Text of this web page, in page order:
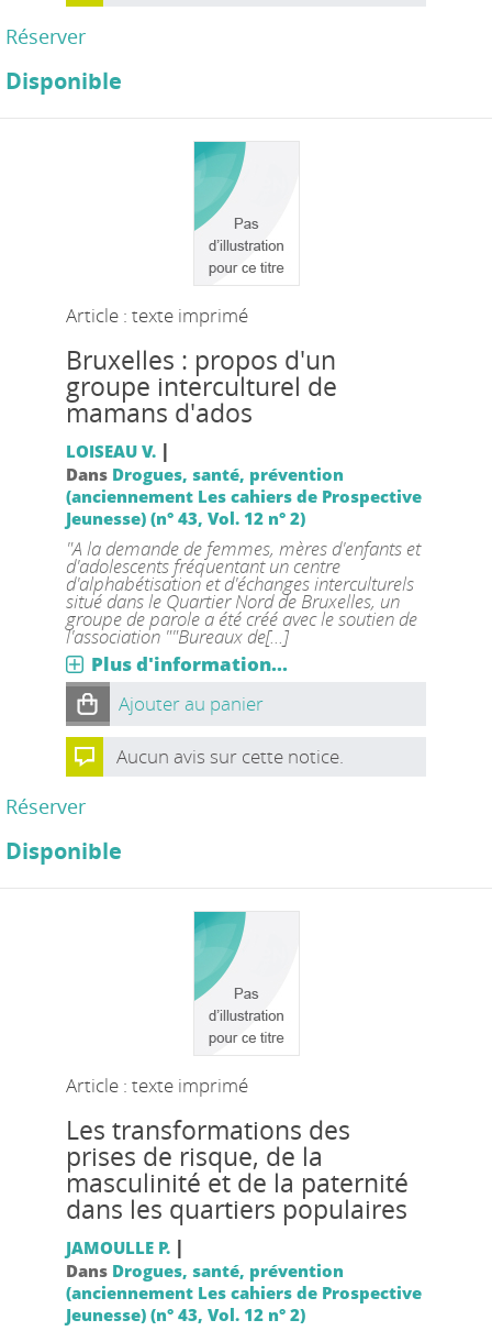
Réserver
Disponible
Article : texte imprimé
Bruxelles : propos d'un
groupe interculturel de
mamans d'ados
LOISEAU V. |
Dans Drogues, santé, prévention
(anciennement Les cahiers de Prospective
Jeunesse) (n° 43, Vol. 12 n° 2)
"A la demande de femmes, mères d'enfants et
d'adolescents fréquentant un centre
d'alphabétisation et d'échanges interculturels
situé dans le Quartier Nord de Bruxelles, un
groupe de parole a été créé avec le soutien de
l'association ""Bureaux de[...]
Plus d'information...
Ajouter au panier
Aucun avis sur cette notice.
Réserver
Disponible
Article : texte imprimé
Les transformations des
prises de risque, de la
masculinité et de la paternité
dans les quartiers populaires
JAMOULLE P. |
Dans Drogues, santé, prévention
(anciennement Les cahiers de Prospective
Jeunesse) (n° 43, Vol. 12 n° 2)